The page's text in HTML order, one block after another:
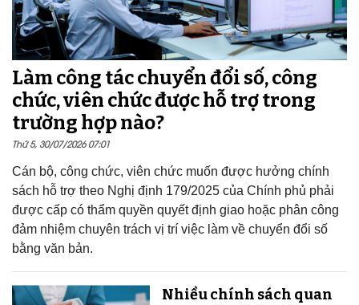
Làm công tác chuyển đổi số, công
chức, viên chức được hỗ trợ trong
trường hợp nào?
Thứ 5, 30/07/2026 07:01
Cán bộ, công chức, viên chức muốn được hưởng chính
sách hỗ trợ theo Nghị định 179/2025 của Chính phủ phải
được cấp có thẩm quyền quyết định giao hoặc phân công
đảm nhiệm chuyên trách vị trí việc làm về chuyển đổi số
bằng văn bản.
Nhiều chính sách quan